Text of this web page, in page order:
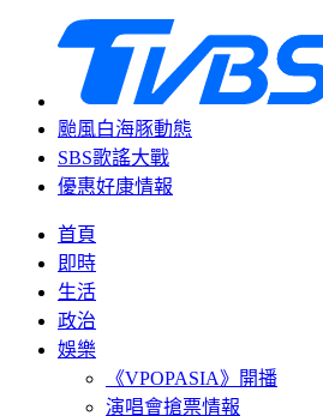
颱風白海豚動態
SBS歌謠大戰
優惠好康情報
首頁
即時
生活
政治
娛樂
《VPOPASIA》開播
演唱會搶票情報